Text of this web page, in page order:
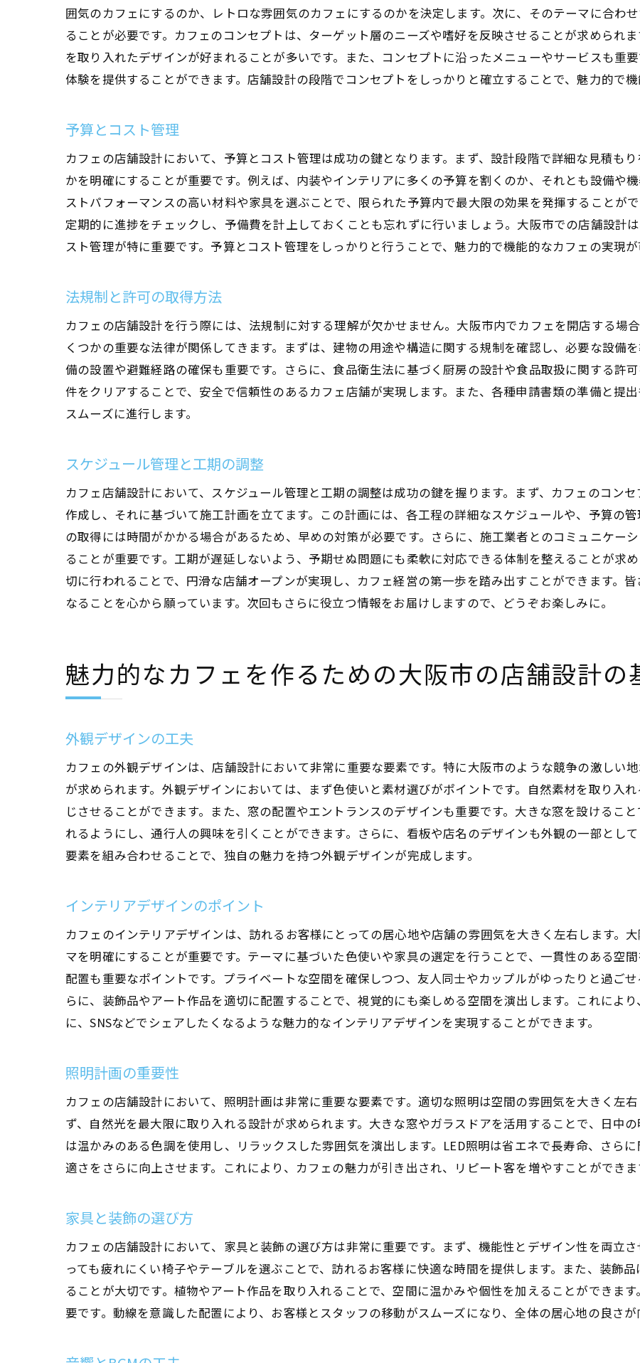
顧客の声を反映させたデザイン
業者との連携方法
トレンドを取り入れた設計例
失敗例から学ぶべきこと
快適な座席配置
空調と温度管理の工夫
エントランスとエクステリアの工夫
トイレやパウダールームの設計
カウンター席とテーブル席のバランス
ブース席の設置方法
テイクアウトスペースの工夫
顧客のリピート率を高める工夫
スタッフの働きやすさ
エコとサステナビリティ
ブランドイメージの確立
競合店との差別化
オンラインとオフラインの融合
継続的な改善とフィードバックの活用
囲気のカフェにするのか、レトロな雰囲気のカフェにするのかを決定します。次に、そのテーマに合わ
ることが必要です。カフェのコンセプトは、ターゲット層のニーズや嗜好を反映させることが求められ
を取り入れたデザインが好まれることが多いです。また、コンセプトに沿ったメニューやサービスも重
体験を提供することができます。店舗設計の段階でコンセプトをしっかりと確立することで、魅力的で
予算とコスト管理
カフェの店舗設計において、予算とコスト管理は成功の鍵となります。まず、設計段階で詳細な見積も
かを明確にすることが重要です。例えば、内装やインテリアに多くの予算を割くのか、それとも設備や
ストパフォーマンスの高い材料や家具を選ぶことで、限られた予算内で最大限の効果を発揮することが
定期的に進捗をチェックし、予備費を計上しておくことも忘れずに行いましょう。大阪市での店舗設計
スト管理が特に重要です。予算とコスト管理をしっかりと行うことで、魅力的で機能的なカフェの実現が
法規制と許可の取得方法
カフェの店舗設計を行う際には、法規制に対する理解が欠かせません。大阪市内でカフェを開店する場
くつかの重要な法律が関係してきます。まずは、建物の用途や構造に関する規制を確認し、必要な設備
備の設置や避難経路の確保も重要です。さらに、食品衛生法に基づく厨房の設計や食品取扱に関する許
件をクリアすることで、安全で信頼性のあるカフェ店舗が実現します。また、各種申請書類の準備と提
スムーズに進行します。
スケジュール管理と工期の調整
カフェ店舗設計において、スケジュール管理と工期の調整は成功の鍵を握ります。まず、カフェのコン
作成し、それに基づいて施工計画を立てます。この計画には、各工程の詳細なスケジュールや、予算の
の取得には時間がかかる場合があるため、早めの対策が必要です。さらに、施工業者とのコミュニケー
ることが重要です。工期が遅延しないよう、予期せぬ問題にも柔軟に対応できる体制を整えることが求
切に行われることで、円滑な店舗オープンが実現し、カフェ経営の第一歩を踏み出すことができます。
なることを心から願っています。次回もさらに役立つ情報をお届けしますので、どうぞお楽しみに。
魅力的なカフェを作るための大阪市の店舗設計の
外観デザインの工夫
カフェの外観デザインは、店舗設計において非常に重要な要素です。特に大阪市のような競争の激しい
が求められます。外観デザインにおいては、まず色使いと素材選びがポイントです。自然素材を取り入
じさせることができます。また、窓の配置やエントランスのデザインも重要です。大きな窓を設けるこ
れるようにし、通行人の興味を引くことができます。さらに、看板や店名のデザインも外観の一部とし
要素を組み合わせることで、独自の魅力を持つ外観デザインが完成します。
インテリアデザインのポイント
カフェのインテリアデザインは、訪れるお客様にとっての居心地や店舗の雰囲気を大きく左右します。
マを明確にすることが重要です。テーマに基づいた色使いや家具の選定を行うことで、一貫性のある空
配置も重要なポイントです。プライベートな空間を確保しつつ、友人同士やカップルがゆったりと過ご
らに、装飾品やアート作品を適切に配置することで、視覚的にも楽しめる空間を演出します。これによ
に、SNSなどでシェアしたくなるような魅力的なインテリアデザインを実現することができます。
照明計画の重要性
カフェの店舗設計において、照明計画は非常に重要な要素です。適切な照明は空間の雰囲気を大きく左
ず、自然光を最大限に取り入れる設計が求められます。大きな窓やガラスドアを活用することで、日中
は温かみのある色調を使用し、リラックスした雰囲気を演出します。LED照明は省エネで長寿命、さら
適さをさらに向上させます。これにより、カフェの魅力が引き出され、リピート客を増やすことができま
家具と装飾の選び方
カフェの店舗設計において、家具と装飾の選び方は非常に重要です。まず、機能性とデザイン性を両立
っても疲れにくい椅子やテーブルを選ぶことで、訪れるお客様に快適な時間を提供します。また、装飾
ることが大切です。植物やアート作品を取り入れることで、空間に温かみや個性を加えることができま
要です。動線を意識した配置により、お客様とスタッフの移動がスムーズになり、全体の居心地の良さが